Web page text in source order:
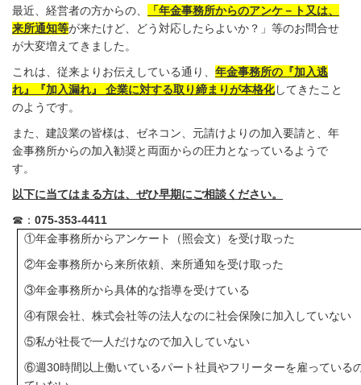
最近、経営者の方からの、
「年金事務所からのアンケ－ト又は、
来所通知等が来たけど、どう対応したらよいか？」等のお問合せ
が大変増えてきました。
これは、従来よりお伝えしている通り、 年金事務所の『加入逃
れ』『加入漏れ』 企業に対する取り締まりが本格化してきたこと
のようです。
また、建設業の皆様は、ゼネコン、元請けよりの加入要請と、年
金事務所からの加入勧奨と両面からの圧力となっているようで
す。
以下に当てはまる方は、ぜひ早期にご相談ください。
☎： 075-353-4411
①年金事務所からアンケート（照会文）を受け取った
②年金事務所から来所依頼、来所通知を受け取った
③年金事務所から具体的な指導を受けている
④有限会社、株式会社等の法人なのに社会保険に加入していない
⑤私が社長で一人だけなので加入していない
⑥週30時間以上働いているパート社員やフリーターを雇っている